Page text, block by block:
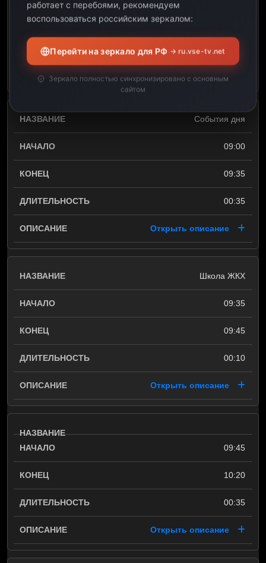
00:10
Открыть описание
События дня
09:00
09:35
00:35
Открыть описание
Школа ЖКХ
09:35
09:45
00:10
Открыть описание
09:45
10:20
00:35
Открыть описание
работает с перебоями, рекомендуем
воспользоваться российским зеркалом:
Перейти на зеркало для РФ → ru.vse-tv.net
Зеркало полностью синхронизировано с основным
сайтом